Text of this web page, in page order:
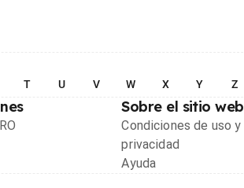
T U V W X Y Z
Sobre el sitio web
Condiciones de uso y
privacidad
Ayuda